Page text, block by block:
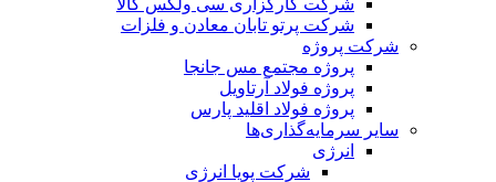
شرکت کارگزاری سی ولکس کالا
شرکت پرتو تابان معادن و فلزات
شرکت پروژه
پروژه مجتمع مس جانجا
پروژه فولاد آرتاویل
پروژه فولاد اقلید پارس
سایر سرمایه‌گذاری‌ها
انرژی
شرکت پویا انرژی